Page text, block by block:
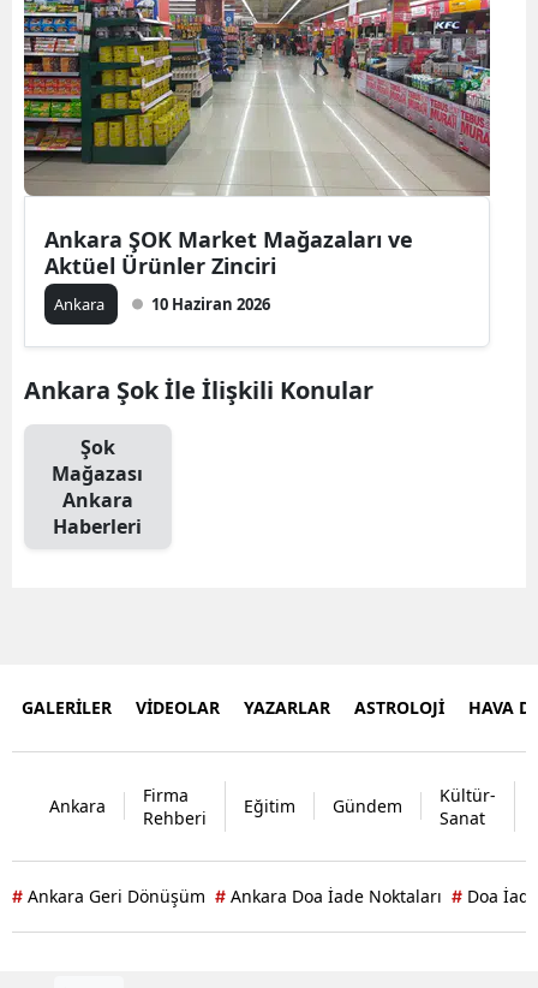
Ankara ŞOK Market Mağazaları ve
Aktüel Ürünler Zinciri
Ankara 10 Haziran 2026
Ankara Şok İle İlişkili Konular
Şok
Mağazası
Ankara
Haberleri
GALERİLER VİDEOLAR YAZARLAR ASTROLOJİ HAVA
Ankara
Firma
Rehberi
Eğitim Gündem
Kültür-
Sanat
# Ankara Geri Dönüşüm # Ankara Doa İade Noktaları # Doa